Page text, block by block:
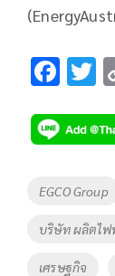
F
e
b
o
o
k
T
Tags
EGCO Group
บริษัท ผลิตไฟ
เศรษฐกิจ